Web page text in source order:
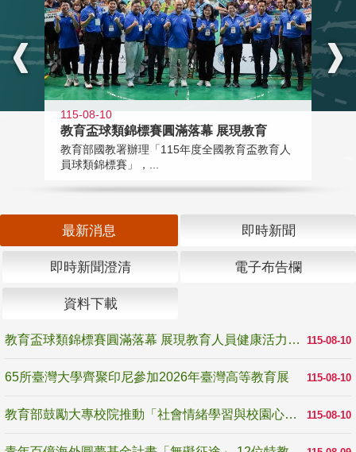
115-08-10
教育盃球類錦標賽圓滿落幕 展現教育
教育部國教署辦理「115年度全國教育盃教育人
員球類錦標賽」，...
最新消息 即時新聞
即時新聞澄清 電子布告欄
資料下載
115-08-10
教育盃球類錦標賽圓滿落幕 展現教育人員健康活力與團隊精神
115-08-10
65所臺灣大學齊聚印尼參加2026年臺灣高等教育展
115-08-10
教育部鼓勵大專校院推動「社會情緒學習與校園心理健康促進計畫」 培育校園「心」韌性